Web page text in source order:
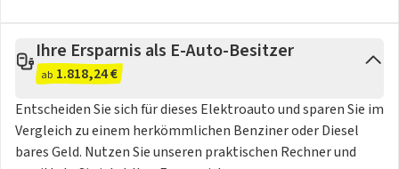
-Getriebe: Automatik
Start-Stop-Automatik, Sportabgasanlage
-Assistenten: Verkehrszeichenerkennung, Regensensor,
Nachtsichtassistent, Lichtsensor, Notbremsassistent,
Ihre Ersparnis als E-Auto-Besitzer
ab 1.818,24 €
Entscheiden Sie sich für dieses Elektroauto und sparen Sie im
Vergleich zu einem herkömmlichen Benziner oder Diesel
bares Geld. Nutzen Sie unseren praktischen Rechner und